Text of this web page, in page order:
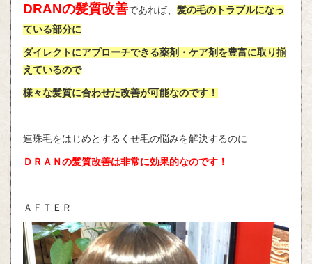
DRANの髪質改善であれば、 髪の毛のトラブルになっ
ている部分に
ダイレクトにアプローチできる薬剤・ケア剤を豊富に取り揃
えているので
様々な髪質に合わせた改善が可能なのです！
連珠毛をはじめとするくせ毛の悩みを解決するのに
ＤＲＡＮの髪質改善は非常に効果的なのです！
ＡＦＴＥＲ